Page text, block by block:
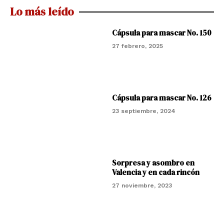
Lo más leído
Cápsula para mascar No. 150
27 febrero, 2025
Cápsula para mascar No. 126
23 septiembre, 2024
Sorpresa y asombro en
Valencia y en cada rincón
27 noviembre, 2023